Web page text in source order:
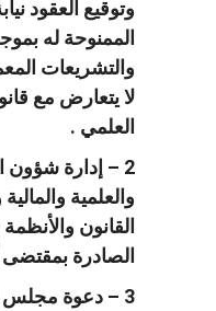
وتوقيع العقود
الممنوحة له
والتشريعات
لا يتعارض مع
العلمي .
2 – إدارة شؤون
والعلمية
القانون
الصادرة بمقتضى
3 – دعوة مجلس